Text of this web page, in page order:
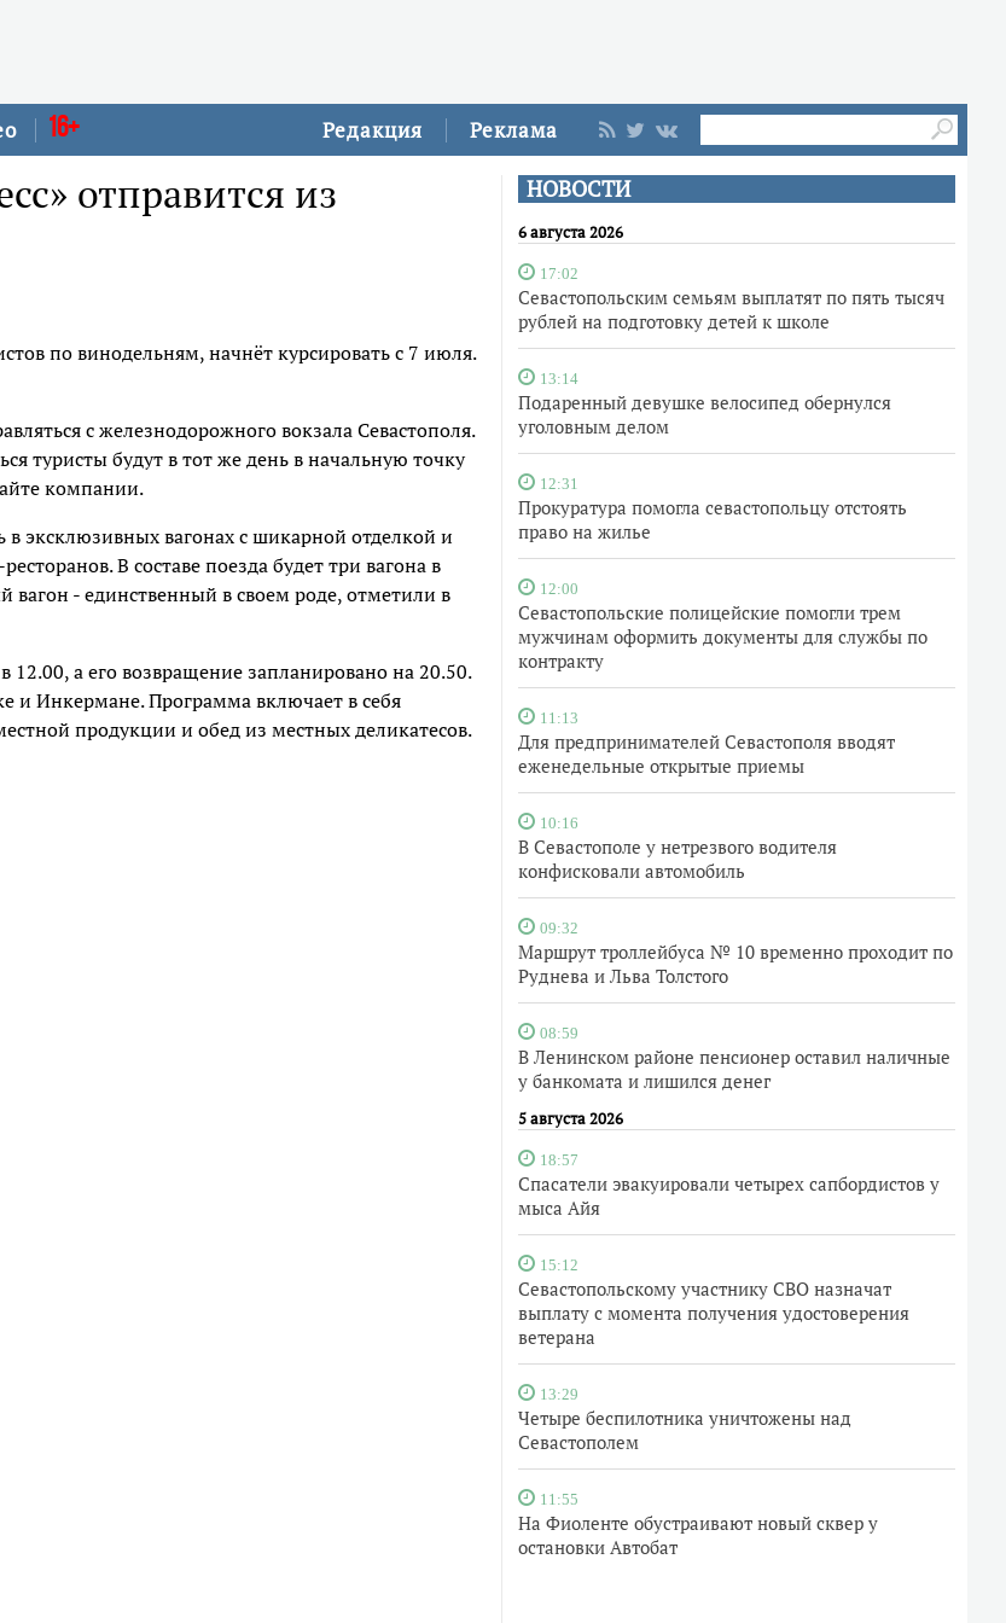
Редакция Реклама
16+
НОВОСТИ
6 августа 2026
17:02
Севастопольским семьям выплатят по пять тысяч
рублей на подготовку детей к школе
13:14
Подаренный девушке велосипед обернулся
уголовным делом
12:31
Прокуратура помогла севастопольцу отстоять
право на жилье
12:00
Севастопольские полицейские помогли трем
мужчинам оформить документы для службы по
контракту
11:13
Для предпринимателей Севастополя вводят
еженедельные открытые приемы
10:16
В Севастополе у нетрезвого водителя
конфисковали автомобиль
09:32
Маршрут троллейбуса № 10 временно проходит по
Руднева и Льва Толстого
08:59
В Ленинском районе пенсионер оставил наличные
у банкомата и лишился денег
5 августа 2026
18:57
Спасатели эвакуировали четырех сапбордистов у
мыса Айя
15:12
Севастопольскому участнику СВО назначат
выплату с момента получения удостоверения
ветерана
13:29
Четыре беспилотника уничтожены над
Севастополем
11:55
На Фиоленте обустраивают новый сквер у
остановки Автобат
отправится из
по винодельням, начнёт курсировать с 7 июля.
с железнодорожного вокзала Севастополя.
туристы будут в тот же день в начальную точку
компании.
в эксклюзивных вагонах с шикарной отделкой и
В составе поезда будет три вагона в
вагон - единственный в своем роде, отметили в
12.00, а его возвращение запланировано на 20.50.
и Инкермане. Программа включает в себя
продукции и обед из местных деликатесов.